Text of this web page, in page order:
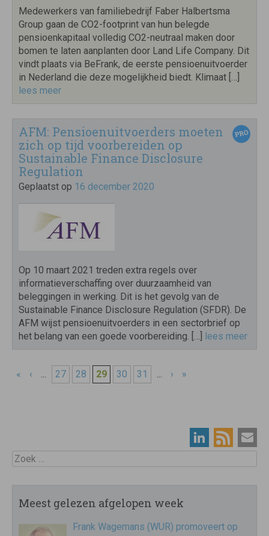
Medewerkers van familiebedrijf Faber Halbertsma
Group gaan de CO2-footprint van hun belegde
pensioenkapitaal volledig CO2-neutraal maken door
bomen te laten aanplanten door Land Life Company. Dit
vindt plaats via BeFrank, de eerste pensioenuitvoerder
in Nederland die deze mogelijkheid biedt. Klimaat […]
lees meer
AFM: Pensioenuitvoerders moeten
zich op tijd voorbereiden op
Sustainable Finance Disclosure
Regulation
Geplaatst op 16 december 2020
Op 10 maart 2021 treden extra regels over
informatieverschaffing over duurzaamheid van
beleggingen in werking. Dit is het gevolg van de
Sustainable Finance Disclosure Regulation (SFDR). De
AFM wijst pensioenuitvoerders in een sectorbrief op
het belang van een goede voorbereiding. […] lees meer
« ‹ ... 27 28 29 30 31 ... › »
Zoek
Meest gelezen afgelopen week
Frank Wagemans (WUR) promoveert op